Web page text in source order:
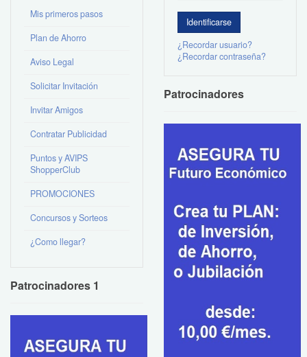
Mis primeros pasos
Plan de Ahorro
Aviso Legal
Solicitar Invitación
Invitar Amigos
Contratar Publicidad
Puntos y AVIPS
ShopperClub
PROMOCIONES
Concursos y Sorteos
¿Como llegar?
Patrocinadores 1
¿Recordar usuario?
¿Recordar contraseña?
Patrocinadores